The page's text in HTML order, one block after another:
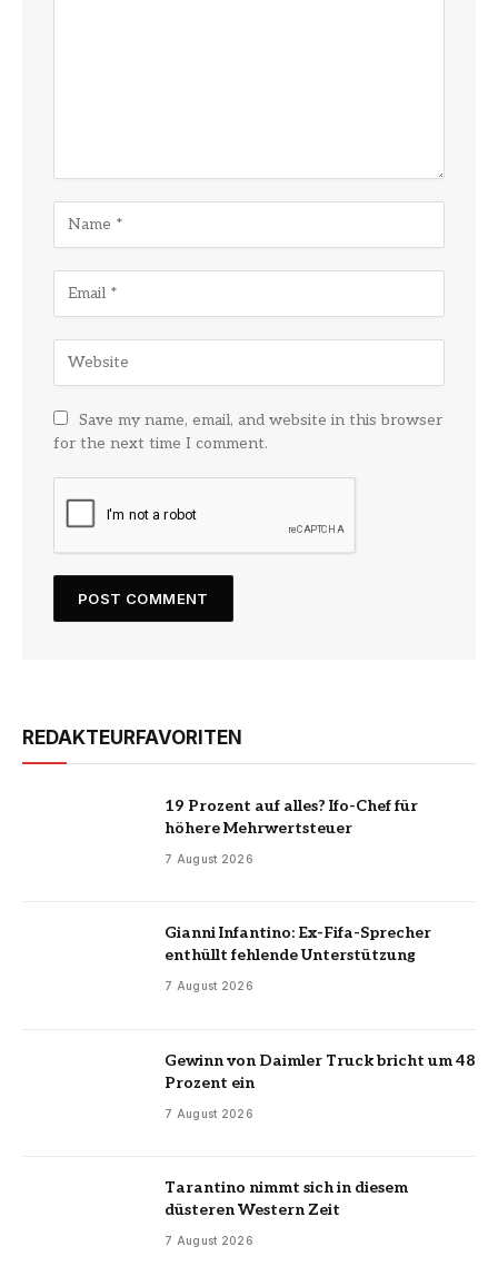
Save my name, email, and website in this browser
for the next time I comment.
REDAKTEURFAVORITEN
19 Prozent auf alles? Ifo-Chef für
höhere Mehrwertsteuer
7 August 2026
Gianni Infantino: Ex-Fifa-Sprecher
enthüllt fehlende Unterstützung
7 August 2026
Gewinn von Daimler Truck bricht um 48
Prozent ein
7 August 2026
Tarantino nimmt sich in diesem
düsteren Western Zeit
7 August 2026